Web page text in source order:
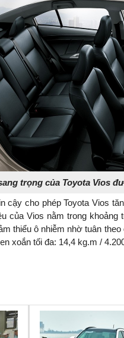
trọng của Toyota Vios
cậy cho phép Toyota Vios
của Vios nằm trong
thiểu ô nhiễm nhờ tuân
xoắn tối đa: 14,4 kg.m /